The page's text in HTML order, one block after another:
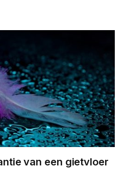
van een gietvloer